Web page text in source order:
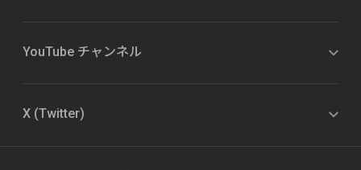
YouTube チャンネル
X (Twitter)